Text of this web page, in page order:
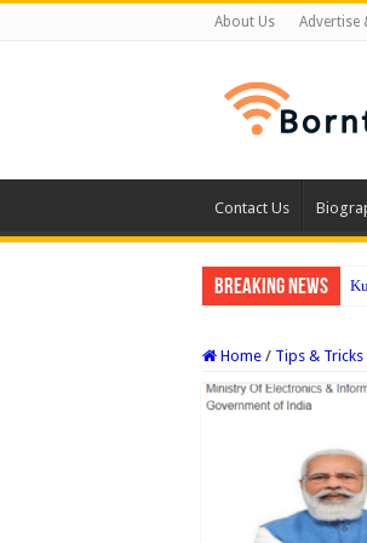
About Us Advertise
Contact Us
Breaking News
Home / Tips & Tricks